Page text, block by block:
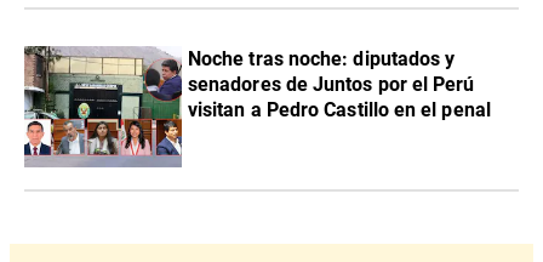
Noche tras noche: diputados y
senadores de Juntos por el Perú
visitan a Pedro Castillo en el penal